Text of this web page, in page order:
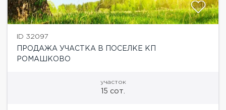
ID 32097
ПРОДАЖА УЧАСТКА В ПОСЕЛКЕ КП
РОМАШКОВО
участок
15 сот.